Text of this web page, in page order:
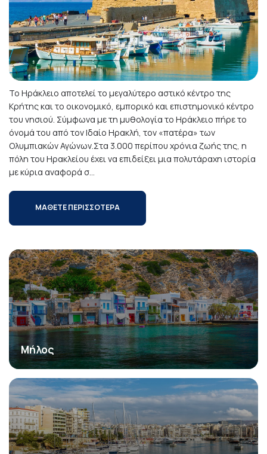
Το Ηράκλειο αποτελεί το μεγαλύτερο αστικό κέντρο της
Κρήτης και το οικονομικό, εμπορικό και επιστημονικό κέντρο
του νησιού. Σύμφωνα με τη μυθολογία το Ηράκλειο πήρε το
όνομά του από τον Ιδαίο Ηρακλή, τον «πατέρα» των
Ολυμπιακών Αγώνων.Στα 3.000 περίπου χρόνια ζωής της, η
πόλη του Ηρακλείου έχει να επιδείξει μια πολυτάραχη ιστορία
με κύρια αναφορά σ...
ΜΑΘΕΤΕ ΠΕΡΙΣΣΟΤΕΡΑ
Μήλος